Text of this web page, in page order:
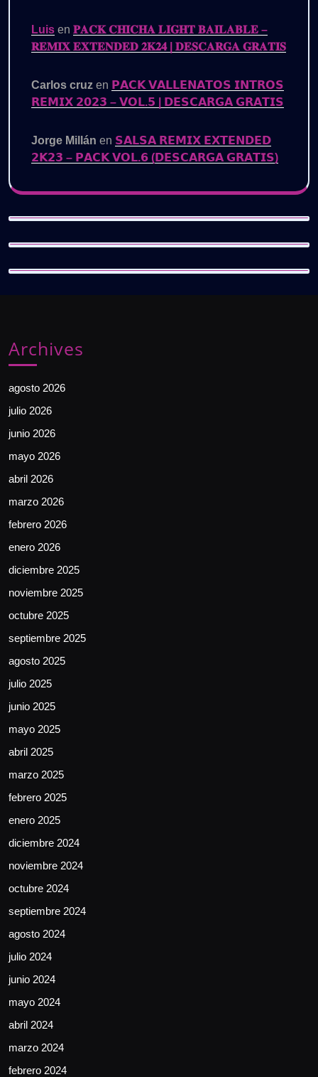
Luis en 𝐏𝐀𝐂𝐊 𝐂𝐇𝐈𝐂𝐇𝐀 𝐋𝐈𝐆𝐇𝐓 𝐁𝐀𝐈𝐋𝐀𝐁𝐋𝐄 –
𝐑𝐄𝐌𝐈𝐗 𝐄𝐗𝐓𝐄𝐍𝐃𝐄𝐃 𝟐𝐊𝟐𝟒 | 𝐃𝐄𝐒𝐂𝐀𝐑𝐆𝐀 𝐆𝐑𝐀𝐓𝐈𝐒
Carlos cruz en 𝗣𝗔𝗖𝗞 𝗩𝗔𝗟𝗟𝗘𝗡𝗔𝗧𝗢𝗦 𝗜𝗡𝗧𝗥𝗢𝗦
𝗥𝗘𝗠𝗜𝗫 𝟮𝟬𝟮𝟯 – 𝗩𝗢𝗟.𝟱 | 𝗗𝗘𝗦𝗖𝗔𝗥𝗚𝗔 𝗚𝗥𝗔𝗧𝗜𝗦
Jorge Millán en 𝗦𝗔𝗟𝗦𝗔 𝗥𝗘𝗠𝗜𝗫 𝗘𝗫𝗧𝗘𝗡𝗗𝗘𝗗
𝟮𝗞𝟮𝟯 – 𝗣𝗔𝗖𝗞 𝗩𝗢𝗟.𝟲 (𝗗𝗘𝗦𝗖𝗔𝗥𝗚𝗔 𝗚𝗥𝗔𝗧𝗜𝗦)
Archives
agosto 2026
julio 2026
junio 2026
mayo 2026
abril 2026
marzo 2026
febrero 2026
enero 2026
diciembre 2025
noviembre 2025
octubre 2025
septiembre 2025
agosto 2025
julio 2025
junio 2025
mayo 2025
abril 2025
marzo 2025
febrero 2025
enero 2025
diciembre 2024
noviembre 2024
octubre 2024
septiembre 2024
agosto 2024
julio 2024
junio 2024
mayo 2024
abril 2024
marzo 2024
febrero 2024